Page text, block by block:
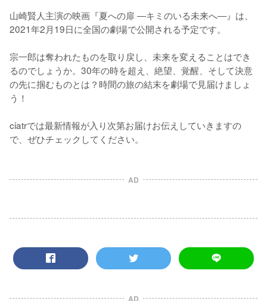
山崎賢人主演の映画『夏への扉 ―キミのいる未来へ―』は、
2021年2月19日に全国の劇場で公開される予定です。
宗一郎は奪われたものを取り戻し、未来を変えることはでき
るのでしょうか。30年の時を超え、絶望、覚醒、そして決意
の先に掴むものとは？時間の旅の結末を劇場で見届けましょ
う！
ciatrでは最新情報が入り次第お届けお伝えしていきますの
で、ぜひチェックしてください。
AD
AD